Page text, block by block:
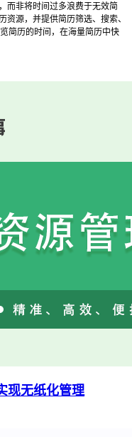
而非将时间过多浪费于无效简
资源，并提供简历筛选、搜索、
简历的时间，在海量简历中快
现无纸化管理